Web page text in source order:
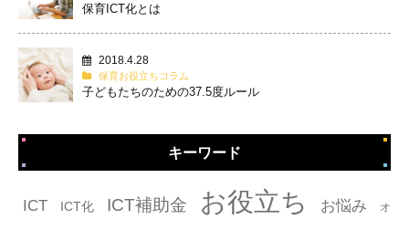
保育ICT化とは
2018.4.28
保育お役立ちコラム
子どもたちのための37.5度ルール
キーワード
タグ
ICT ICT化 ICT補助金 お役立ち お悩み オ